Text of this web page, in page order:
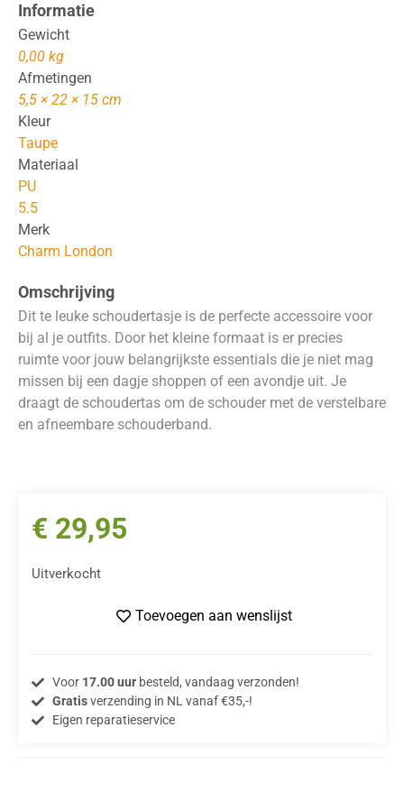
Informatie
Gewicht
0,00 kg
Afmetingen
5,5 × 22 × 15 cm
Kleur
Taupe
Materiaal
PU
5.5
Merk
Charm London
Omschrijving
Dit te leuke schoudertasje is de perfecte accessoire voor
bij al je outfits. Door het kleine formaat is er precies
ruimte voor jouw belangrijkste essentials die je niet mag
missen bij een dagje shoppen of een avondje uit. Je
draagt de schoudertas om de schouder met de verstelbare
en afneembare schouderband.
€ 29,95
Uitverkocht
Toevoegen aan wenslijst
Voor 17.00 uurbesteld, vandaag verzonden!
Gratisverzending in NL vanaf €35,-!
Eigen reparatieservice